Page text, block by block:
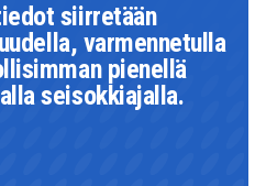
siirretään
varmennetulla
pienellä
seisokkiajalla.